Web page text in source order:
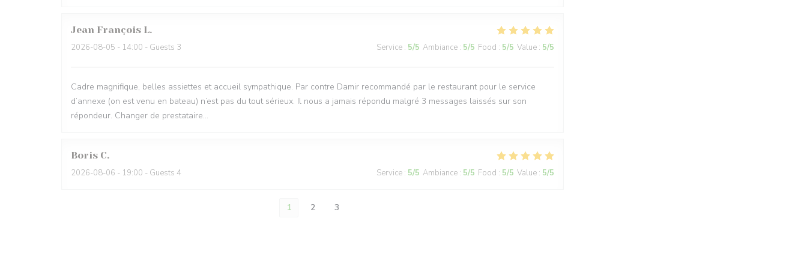
Jean François L
2026-08-05 - 14:00 - Guests 3 Service : 5/5 Ambiance : 5/5 Food : 5/5 Value : 5/5
Cadre magnifique, belles assiettes et accueil sympathique. Par contre Damir recommandé par le restaurant pour le service
d’annexe (on est venu en bateau) n’est pas du tout sérieux. Il nous a jamais répondu malgré 3 messages laissés sur son
répondeur. Changer de prestataire…
Boris C
2026-08-06 - 19:00 - Guests 4 Service : 5/5 Ambiance : 5/5 Food : 5/5 Value : 5/5
1 2 3